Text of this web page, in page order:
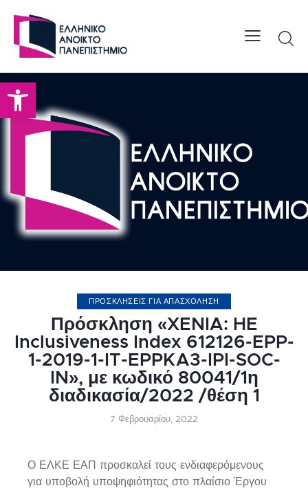
Open toolbar
ΠΡΟΣΚΛΗΣΕΙΣ ΓΙΑ ΑΠΑΣΧΟΛΗΣΗ
Πρόσκληση «XENIA: HE
Inclusiveness Index 612126-EPP-
1-2019-1-IT-EPPKA3-IPI-SOC-
IN», με κωδικό 80041/1η
διαδικασία/2022 /θέση 1
7 Φεβρουαρίου, 2022
Ο ΕΛΚΕ ΕΑΠ προσκαλεί τους ενδιαφερόμενους
για υποβολή υποψηφιότητας στο πλαίσιο Έργου